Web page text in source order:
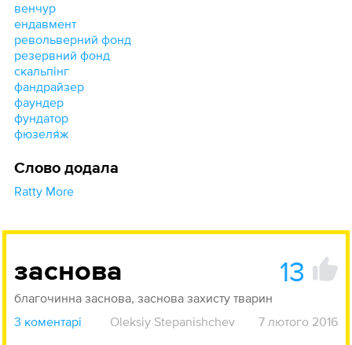
венчур
ендавмент
револьверний фонд
резервний фонд
скальпінг
фандрайзер
фаундер
фундатор
фюзеля́ж
Слово додала
Ratty More
заснова 13
благочинна заснова, заснова захисту тварин
3 коментарі
Oleksiy Stepanishchev 7 лютого 2016